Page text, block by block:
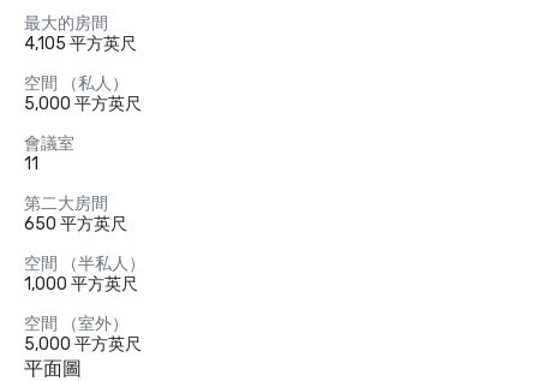
最大的房間
4,105 平方英尺
空間 （私人）
5,000 平方英尺
會議室
11
第二大房間
650 平方英尺
空間 （半私人）
1,000 平方英尺
空間 （室外）
5,000 平方英尺
平面圖